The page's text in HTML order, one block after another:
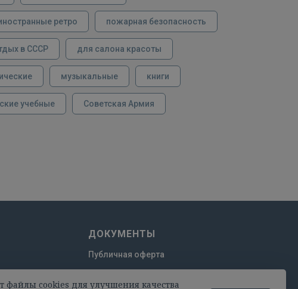
файлы cookies для улучшения качества
ретро пожарная безопасность
в СССР для салона красоты
музыкальные книги
учебные Советская Армия
ДОКУМЕНТЫ
Публичная оферта